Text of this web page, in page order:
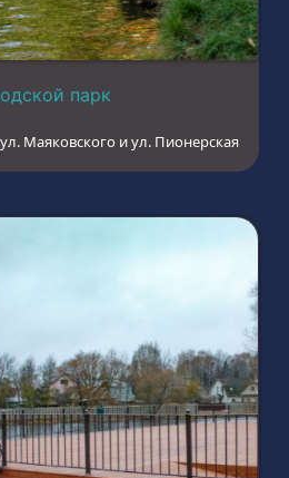
парк
Маяковского и ул. Пионерская